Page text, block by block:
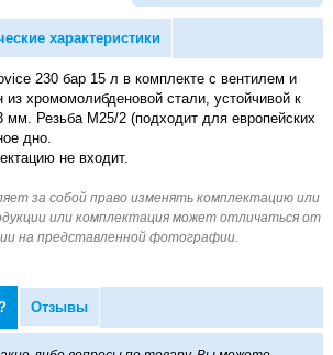
характеристики
230 бар 15 л в комплекте с вентилем и
хромомолибденовой стали, устойчивой к
мм. Резьба М25/2 (подходит для европейских
дно.
не входит.
Отзывы